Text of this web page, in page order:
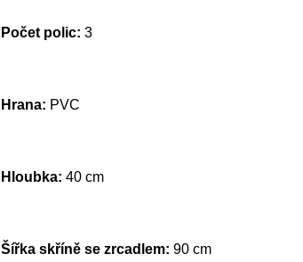
Počet polic: 3
Hrana: PVC
Hloubka: 40 cm
Šířka skříně se zrcadlem: 90 cm